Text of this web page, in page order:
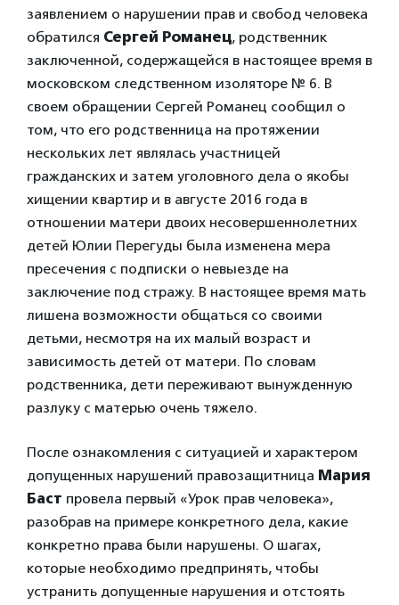
заявлением о нарушении прав и свобод человека
обратился Сергей Романец, родственник
заключенной, содержащейся в настоящее время в
московском следственном изоляторе № 6. В
своем обращении Сергей Романец сообщил о
том, что его родственница на протяжении
нескольких лет являлась участницей
гражданских и затем уголовного дела о якобы
хищении квартир и в августе 2016 года в
отношении матери двоих несовершеннолетних
детей Юлии Перегуды была изменена мера
пресечения с подписки о невыезде на
заключение под стражу. В настоящее время мать
лишена возможности общаться со своими
детьми, несмотря на их малый возраст и
зависимость детей от матери. По словам
родственника, дети переживают вынужденную
разлуку с матерью очень тяжело.
После ознакомления с ситуацией и характером
допущенных нарушений правозащитница Мария
Баст провела первый «Урок прав человека»,
разобрав на примере конкретного дела, какие
конкретно права были нарушены. О шагах,
которые необходимо предпринять, чтобы
устранить допущенные нарушения и отстоять